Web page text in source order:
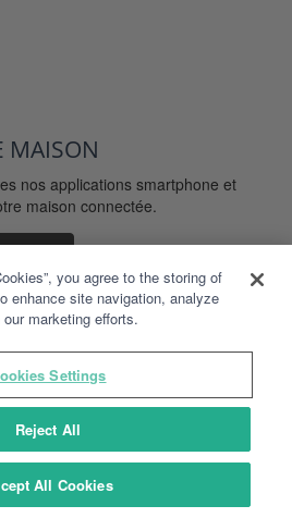
MAISON
nos applications smartphone et
maison connectée.
MENTIONS LÉGALES
DU SITE DELTADORE.FR
DE L'APPLICATION TYDOM
PERSONNELLES
you agree to the storing of
enhance site navigation, analyze
marketing efforts.
Settings
Reject All
All Cookies